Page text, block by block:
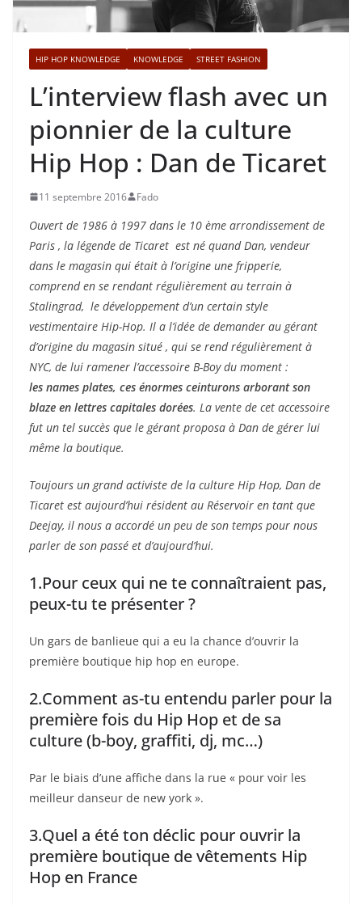
HIP HOP KNOWLEDGE KNOWLEDGE STREET FASHION
L’interview flash avec un
pionnier de la culture
Hip Hop : Dan de Ticaret
11 septembre 2016 Fado
Ouvert de 1986 à 1997 dans le 10 ème arrondissement de
Paris , la légende de Ticaret est né quand Dan, vendeur
dans le magasin qui était à l’origine une fripperie,
comprend en se rendant régulièrement au terrain à
Stalingrad, le développement d’un certain style
vestimentaire Hip-Hop. Il a l’idée de demander au gérant
d’origine du magasin situé , qui se rend régulièrement à
NYC, de lui ramener l’accessoire B-Boy du moment :
les names plates, ces énormes ceinturons arborant son
blaze en lettres capitales dorées. La vente de cet accessoire
fut un tel succès que le gérant proposa à Dan de gérer lui
même la boutique.
Toujours un grand activiste de la culture Hip Hop, Dan de
Ticaret est aujourd’hui résident au Réservoir en tant que
Deejay, il nous a accordé un peu de son temps pour nous
parler de son passé et d’aujourd’hui.
1.Pour ceux qui ne te connaîtraient pas,
peux-tu te présenter ?
Un gars de banlieue qui a eu la chance d’ouvrir la
première boutique hip hop en europe.
2.Comment as-tu entendu parler pour la
première fois du Hip Hop et de sa
culture (b-boy, graffiti, dj, mc…)
Par le biais d’une affiche dans la rue « pour voir les
meilleur danseur de new york ».
3.Quel a été ton déclic pour ouvrir la
première boutique de vêtements Hip
Hop en France